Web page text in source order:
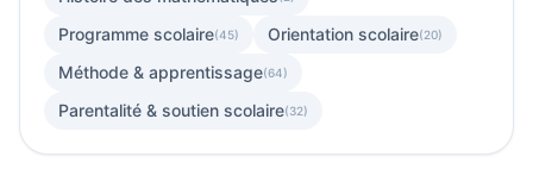
Programme scolaire(45) Orientation scolaire(20)
Méthode & apprentissage(64)
Parentalité & soutien scolaire(32)